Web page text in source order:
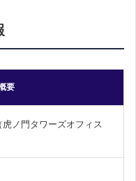
要
虎ノ門タワーズオフィス